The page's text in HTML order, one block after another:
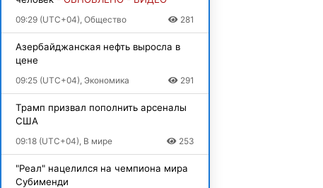
09:29 (UTC+04), Общество 281
Азербайджанская нефть выросла в
цене
09:25 (UTC+04), Экономика 291
Трамп призвал пополнить арсеналы
США
09:18 (UTC+04), В мире 253
"Реал" нацелился на чемпиона мира
Субименди